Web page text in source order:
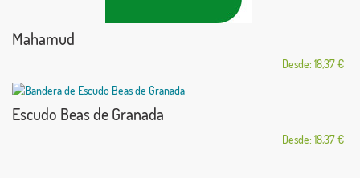
Mahamud
Desde: 18,37 €
Escudo Beas de Granada
Desde: 18,37 €